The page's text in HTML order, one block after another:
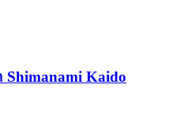
Kaido